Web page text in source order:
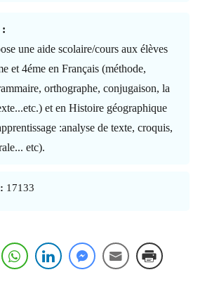
:
une aide scolaire/cours aux élèves
et 4éme en Français (méthode,
orthographe, conjugaison, la
et en Histoire géographique
:analyse de texte, croquis,
etc).
17133